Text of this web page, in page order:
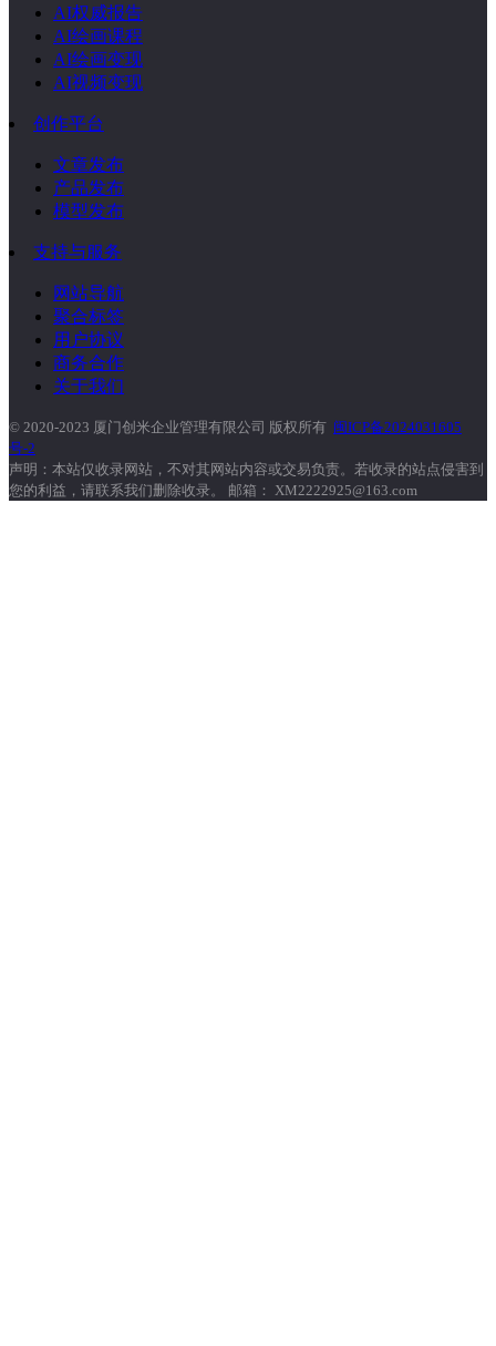
AI权威报告
AI绘画课程
AI绘画变现
AI视频变现
创作平台
文章发布
产品发布
模型发布
支持与服务
网站导航
聚合标签
用户协议
商务合作
关于我们
© 2020-2023 厦门创米企业管理有限公司 版权所有 闽ICP备2024031605
号-2
声明：本站仅收录网站，不对其网站内容或交易负责。若收录的站点侵害到
您的利益，请联系我们删除收录。 邮箱： XM2222925@163.com